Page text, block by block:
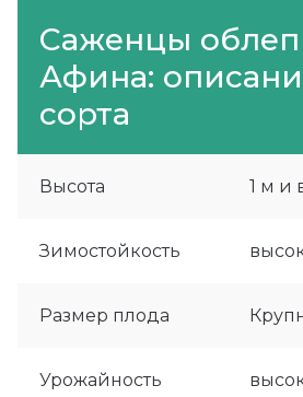
Саженцы
Афина:
сорта
Высота 1 м и
Зимостойкость
Размер плода
Урожайность